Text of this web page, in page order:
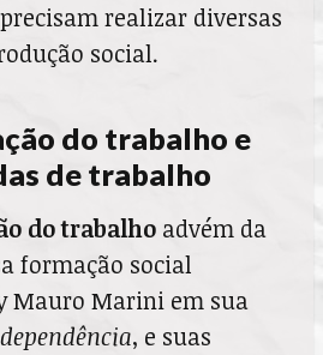
realizar diversas
social.
do trabalho e
de trabalho
do trabalho advém da
formação social
Mauro Marini em sua
, e suas